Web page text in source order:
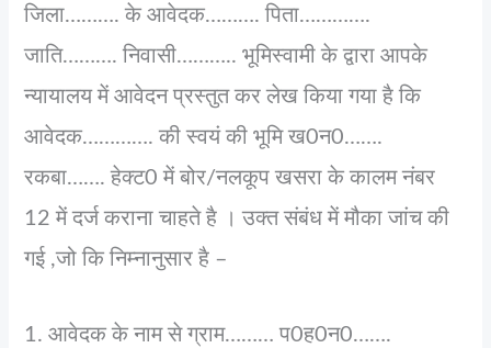
जिला………. के आवेदक………. पिता………….
जाति………. निवासी……….. भूमिस्‍वामी के द्वारा आपके
न्‍यायालय में आवेदन प्रस्‍तुत कर लेख किया गया है कि
आवेदक…………. की स्‍वयं की भूमि ख0न0…….
रकबा……. हेक्‍ट0 में बोर/नलकूप खसरा के कालम नंबर
12 में दर्ज कराना चाहते है । उक्‍त संबंध में मौका जांच की
गई ,जो कि निम्‍नानुसार है –
1. आवेदक के नाम से ग्राम……… प0ह0न0…….